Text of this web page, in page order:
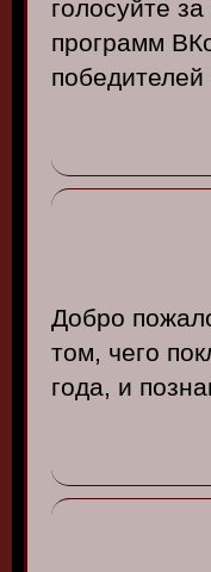
голосуйте
программ
Добро
том, чего
года, и